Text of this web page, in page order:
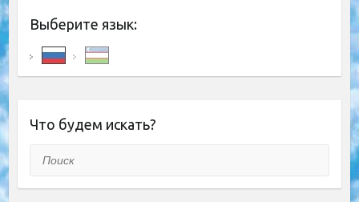
Выберите язык:
Что будем искать?
Поиск